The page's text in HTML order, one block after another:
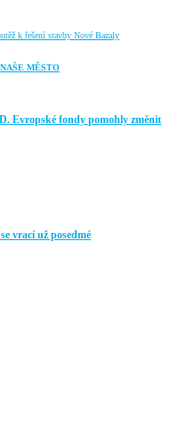
k řešení stavby Nové Bazaly
MĚSTO
Evropské fondy pomohly změnit
vrací už posedmé